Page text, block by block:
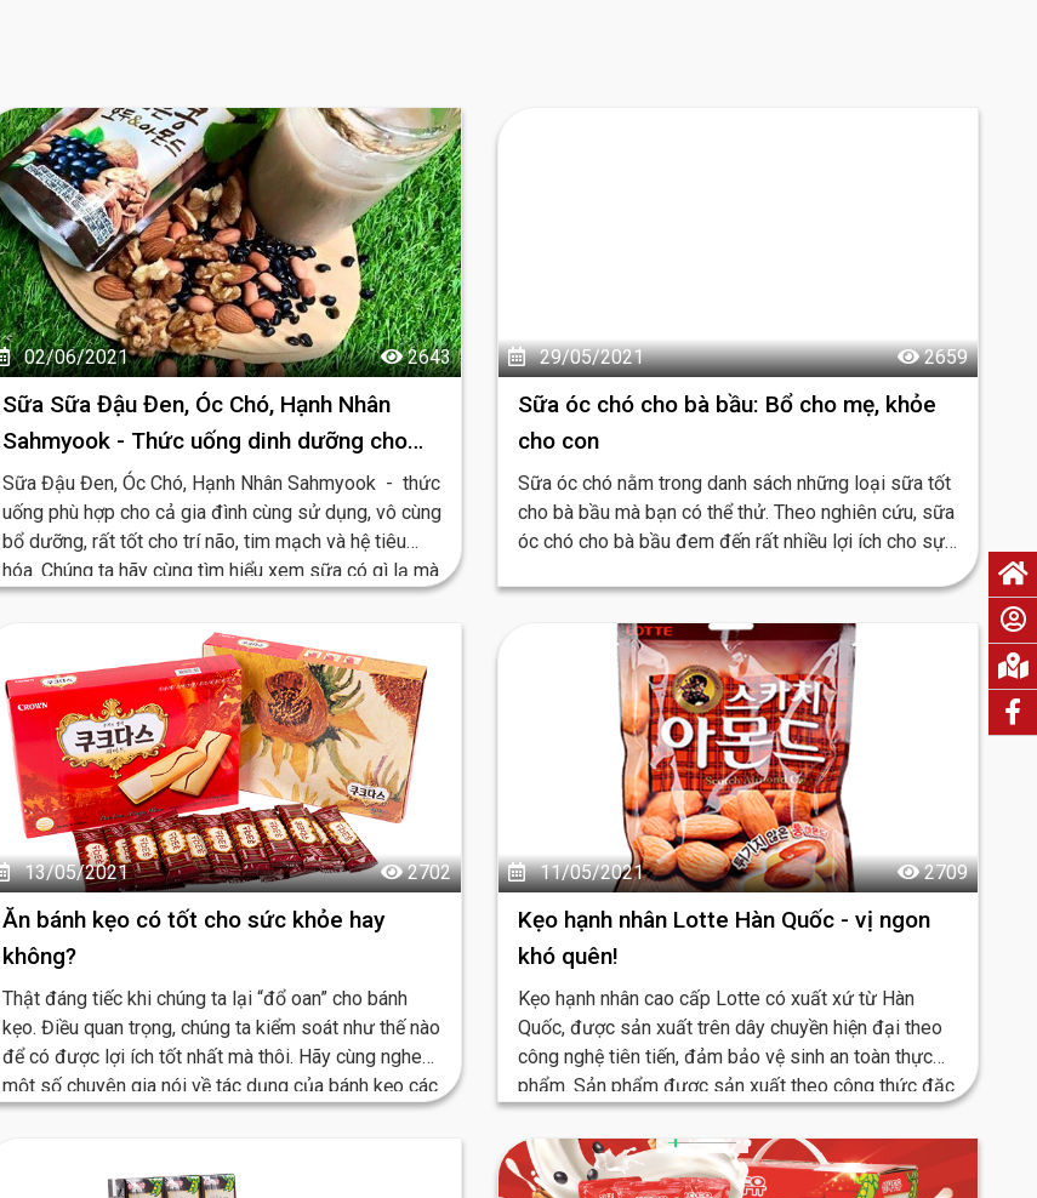
02/06/2021 2643
Sữa Sữa Đậu Đen, Óc Chó, Hạnh Nhân
Sahmyook - Thức uống dinh dưỡng cho
gia đình bạn!
Sữa Đậu Đen, Óc Chó, Hạnh Nhân Sahmyook - thức
uống phù hợp cho cả gia đình cùng sử dụng, vô cùng
bổ dưỡng, rất tốt cho trí não, tim mạch và hệ tiêu
hóa. Chúng ta hãy cùng tìm hiểu xem sữa có gì lạ mà
lại gây ảnh hưởng lớn đến xu hướng và thị phần của
người tiêu dùng trong suốt thời gian vừa qua...
29/05/2021 2659
Sữa óc chó cho bà bầu: Bổ cho mẹ, khỏe
cho con
Sữa óc chó nằm trong danh sách những loại sữa tốt
cho bà bầu mà bạn có thể thử. Theo nghiên cứu, sữa
óc chó cho bà bầu đem đến rất nhiều lợi ích cho sự
luôn được quan tâm. Gần đây, trên thị trường, các
loại sữa hạt tốt cho bà bầu, điển hình là sữa óc chó
đang rất được ưa chuộng, thế nhưng không phải ai
cũng hiểu rõ lợi ích của loại sữa này.
13/05/2021 2702
Ăn bánh kẹo có tốt cho sức khỏe hay
không?
Thật đáng tiếc khi chúng ta lại “đổ oan” cho bánh
kẹo. Điều quan trọng, chúng ta kiểm soát như thế nào
để có được lợi ích tốt nhất mà thôi. Hãy cùng nghe
một số chuyên gia nói về tác dụng của bánh kẹo các
bạn nhé!...
11/05/2021 2709
Kẹo hạnh nhân Lotte Hàn Quốc - vị ngon
khó quên!
Kẹo hạnh nhân cao cấp Lotte có xuất xứ từ Hàn
Quốc, được sản xuất trên dây chuyền hiện đại theo
công nghệ tiên tiến, đảm bảo vệ sinh an toàn thực
phẩm. Sản phẩm được sản xuất theo công thức đặc
biệt, được nghiên cứu bởi đội ngũ chuyên gia hàng
đầu